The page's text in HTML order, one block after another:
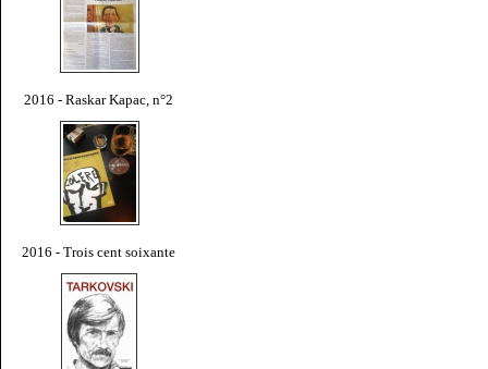
2016 - Raskar Kapac, n°2
2016 - Trois cent soixante